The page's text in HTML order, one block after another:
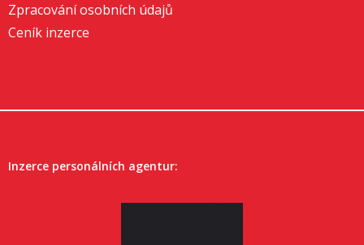
Zpracování osobních údajů
Ceník inzerce
Inzerce personálních agentur: